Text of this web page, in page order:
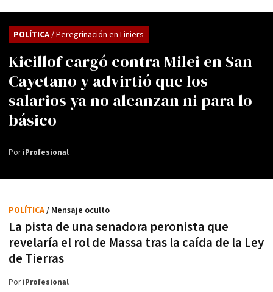
Kicillof cargó contra Milei en San
Cayetano y advirtió que los
salarios ya no alcanzan ni para lo
básico
POLÍTICA/ Peregrinación en Liniers
PoriProfesional
La pista de una senadora peronista que
revelaría el rol de Massa tras la caída de la Ley
de Tierras
POLÍTICA/ Mensaje oculto
PoriProfesional